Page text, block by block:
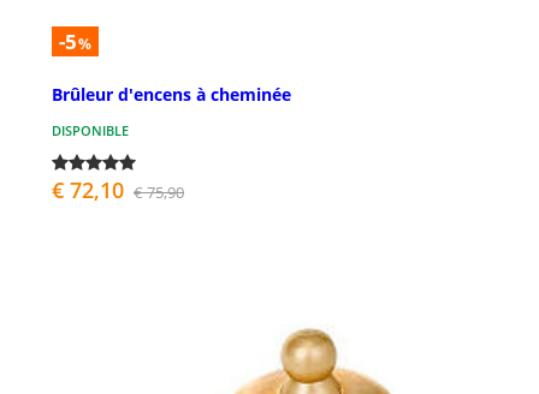
-5%
Brûleur d'encens à cheminée
DISPONIBLE
€ 72,10 € 75,90